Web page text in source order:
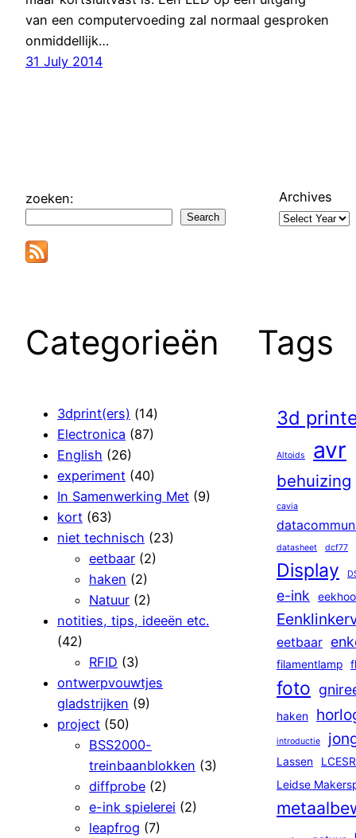
van een computervoeding zal normaal gesproken
onmiddellijk…
31 July 2014
zoeken:
Search
Archives
Categorieën
3dprint(ers) (14)
Electronica (87)
English (26)
experiment (40)
In Samenwerking Met (9)
kort (63)
niet technisch (23)
eetbaar (2)
haken (2)
Natuur (2)
notities, tips, ideeën etc.
(42)
RFID (3)
ontwerpvouwtjes
gladstrijken (9)
project (50)
BSS2000-
treinbaanblokken (3)
diffprobe (2)
e-ink spielerei (2)
leapfrog (7)
Tags
3d
Altoids avr
behuizing
cavia
datasheet dcf77
Display
e-ink
eetbaar
filamentlamp
foto
haken
introductie
Lassen
Leidse